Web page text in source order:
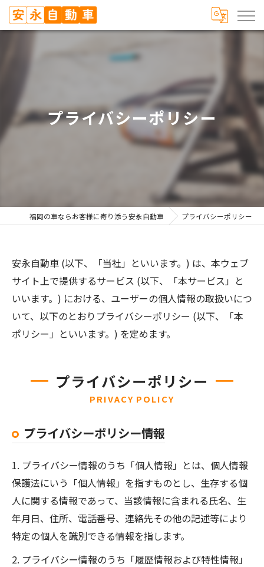
プライバシーポリシー
福岡の車ならお客様に寄り添う安永自動車 プライバシーポリシー
安永自動車 (以下、「当社」といいます。) は、本ウェブ
サイト上で提供するサービス (以下、「本サービス」と
いいます。) における、ユーザーの個人情報の取扱いにつ
いて、以下のとおりプライバシーポリシー (以下、「本
ポリシー」といいます。) を定めます。
プライバシーポリシー
PRIVACY POLICY
プライバシーポリシー情報
1. プライバシー情報のうち「個人情報」とは、個人情報
保護法にいう「個人情報」を指すものとし、生存する個
人に関する情報であって、当該情報に含まれる氏名、生
年月日、住所、電話番号、連絡先その他の記述等により
特定の個人を識別できる情報を指します。
2. プライバシー情報のうち「履歴情報および特性情報」